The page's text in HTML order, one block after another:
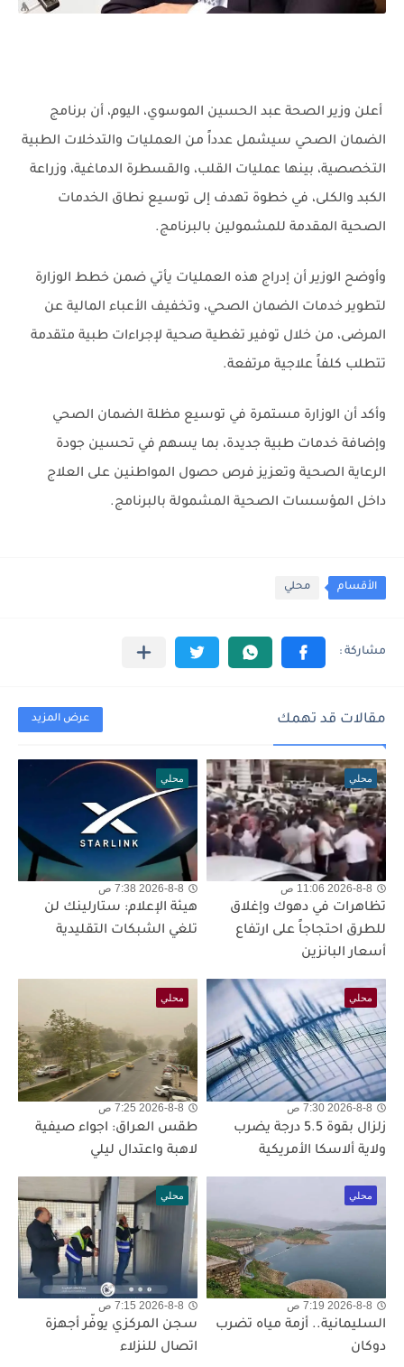
أعلن وزير الصحة عبد الحسين الموسوي، اليوم، أن برنامج
الضمان الصحي سيشمل عدداً من العمليات والتدخلات الطبية
التخصصية، بينها عمليات القلب، والقسطرة الدماغية، وزراعة
الكبد والكلى، في خطوة تهدف إلى توسيع نطاق الخدمات
الصحية المقدمة للمشمولين بالبرنامج.
وأوضح الوزير أن إدراج هذه العمليات يأتي ضمن خطط الوزارة
لتطوير خدمات الضمان الصحي، وتخفيف الأعباء المالية عن
المرضى، من خلال توفير تغطية صحية لإجراءات طبية متقدمة
تتطلب كلفاً علاجية مرتفعة.
وأكد أن الوزارة مستمرة في توسيع مظلة الضمان الصحي
وإضافة خدمات طبية جديدة، بما يسهم في تحسين جودة
الرعاية الصحية وتعزيز فرص حصول المواطنين على العلاج
داخل المؤسسات الصحية المشمولة بالبرنامج.
الأقسام محلي
مقالات قد تهمك عرض المزيد
محلي
2026-8-8 11:06 ص
تظاهرات في دهوك وإغلاق
للطرق احتجاجاً على ارتفاع
أسعار البانزين
محلي
2026-8-8 7:38 ص
هيئة الإعلام: ستارلينك لن
تلغي الشبكات التقليدية
محلي
2026-8-8 7:30 ص
زلزال بقوة 5.5 درجة يضرب
ولاية ألاسكا الأمريكية
محلي
2026-8-8 7:25 ص
طقس العراق: اجواء صيفية
لاهبة واعتدال ليلي
محلي
2026-8-8 7:19 ص
السليمانية.. أزمة مياه تضرب
دوكان
محلي
2026-8-8 7:15 ص
سجن المركزي يوفّر أجهزة
اتصال للنزلاء